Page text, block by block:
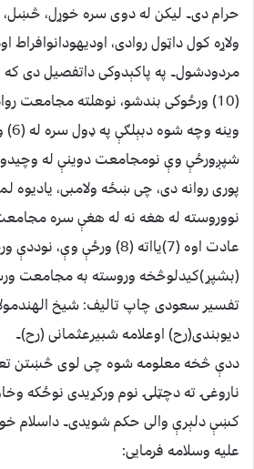
حرام دی۔ لیکن له دوی سره خوړل،
ولاړه کول داټول روادی، اودیهودانوافراط
مردودشول۔ په پاکېدوکی داتفصیل دی
(10) ورځوکی بندشو، نوهلته مجامعت
شپږورځې وې نومجامعت دوینې له
پوری روانه دی، چی ښځه ولامبی، یادیوه
نووروسته له هغه نه له هغې سره
عادت اوه (7)یااته (8) ورځې وې،
(بشپړ)کیدلوڅخه وروسته به مجامعت
تفسیر سعودی چاپ تالیف: شیخ
دیوبندی(رح) اوعلامه شبیرعثمانی (رح)۔
ددې څخه معلومه شوه چی لوی څښتن
ناروغۍ ته دچټلۍ نوم ورکړیدی نوځکه
کښې دلېرې والی حکم شویدی۔ داسلام
علیه وسلامه فرمایی: